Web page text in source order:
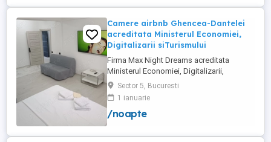
Camere airbnb Ghencea-Dantelei
acreditata Ministerul Economiei,
Digitalizarii siTurismului
Firma Max Night Dreams acreditata
Ministerul Economiei, Digitalizarii,
Antreprenoriatului si Turismului închiriază
in regim hotelier in zona Drumul Taberei -
Ghencea diferite tipuri de camere Camera
single cu o suprafață totală de 16mp
cu o suprafață totală de ...
Sector 5, Bucuresti
1 ianuarie
/noapte